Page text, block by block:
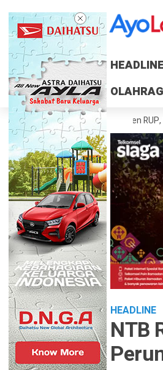
HEADLINE
HEADLINE
Tuntaskan 100 Persen RUP, Percepat
HEADLINE
NTB